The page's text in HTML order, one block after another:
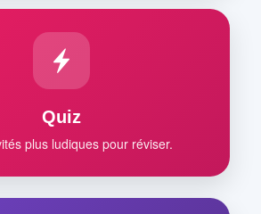
Quiz
plus ludiques pour réviser.